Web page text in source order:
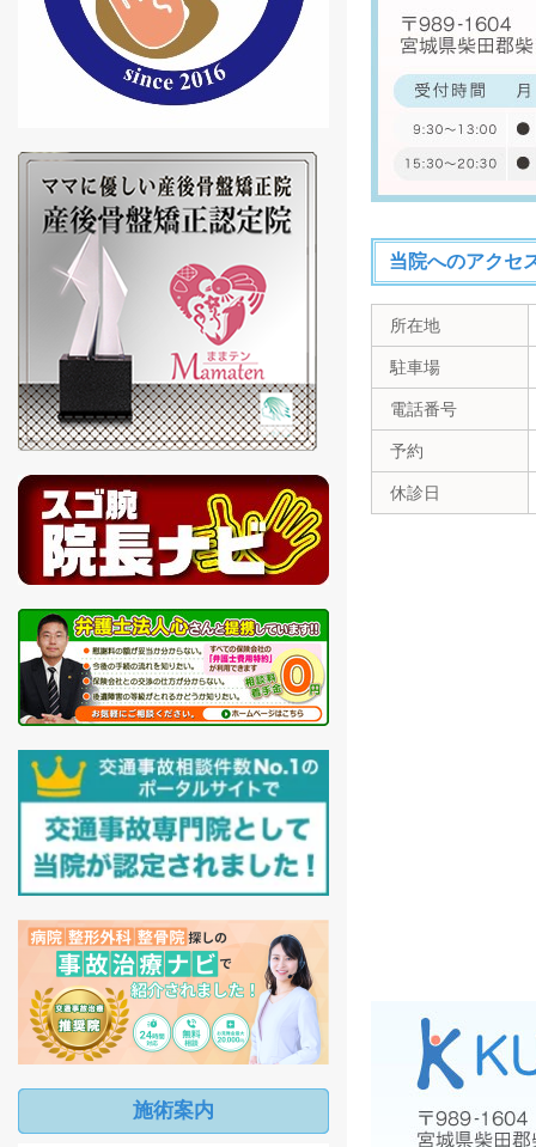
当院へのアクセ
所在地
駐車場
電話番号
予約
休診日
施術案内